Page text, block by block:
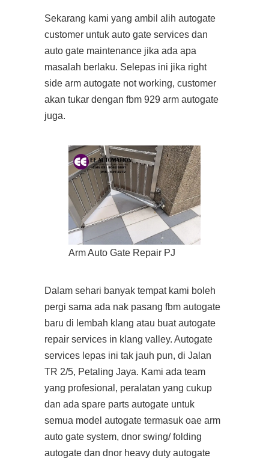
Sekarang kami yang ambil alih autogate
customer untuk auto gate services dan
auto gate maintenance jika ada apa
masalah berlaku. Selepas ini jika right
side arm autogate not working, customer
akan tukar dengan fbm 929 arm autogate
juga.
Arm Auto Gate Repair PJ
Dalam sehari banyak tempat kami boleh
pergi sama ada nak pasang fbm autogate
baru di lembah klang atau buat autogate
repair services in klang valley. Autogate
services lepas ini tak jauh pun, di Jalan
TR 2/5, Petaling Jaya. Kami ada team
yang profesional, peralatan yang cukup
dan ada spare parts autogate untuk
semua model autogate termasuk oae arm
auto gate system, dnor swing/ folding
autogate dan dnor heavy duty autogate